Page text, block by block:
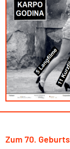
Zum 70.